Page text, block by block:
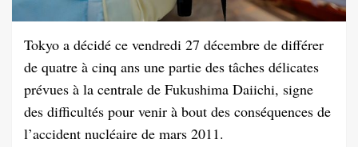
Tokyo a décidé ce vendredi 27 décembre de différer
de quatre à cinq ans une partie des tâches délicates
prévues à la centrale de Fukushima Daiichi, signe
des difficultés pour venir à bout des conséquences de
l’accident nucléaire de mars 2011.